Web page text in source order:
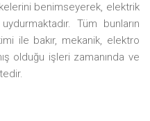
benimseyerek, elektrik
Tüm bunların
ile bakır, mekanik, elektro
olduğu işleri zamanında ve